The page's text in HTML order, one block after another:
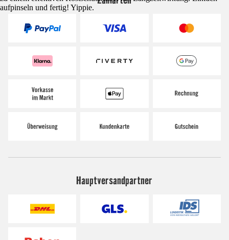
aufpinseln und fertig! Yippie.
Hauptversandpartner